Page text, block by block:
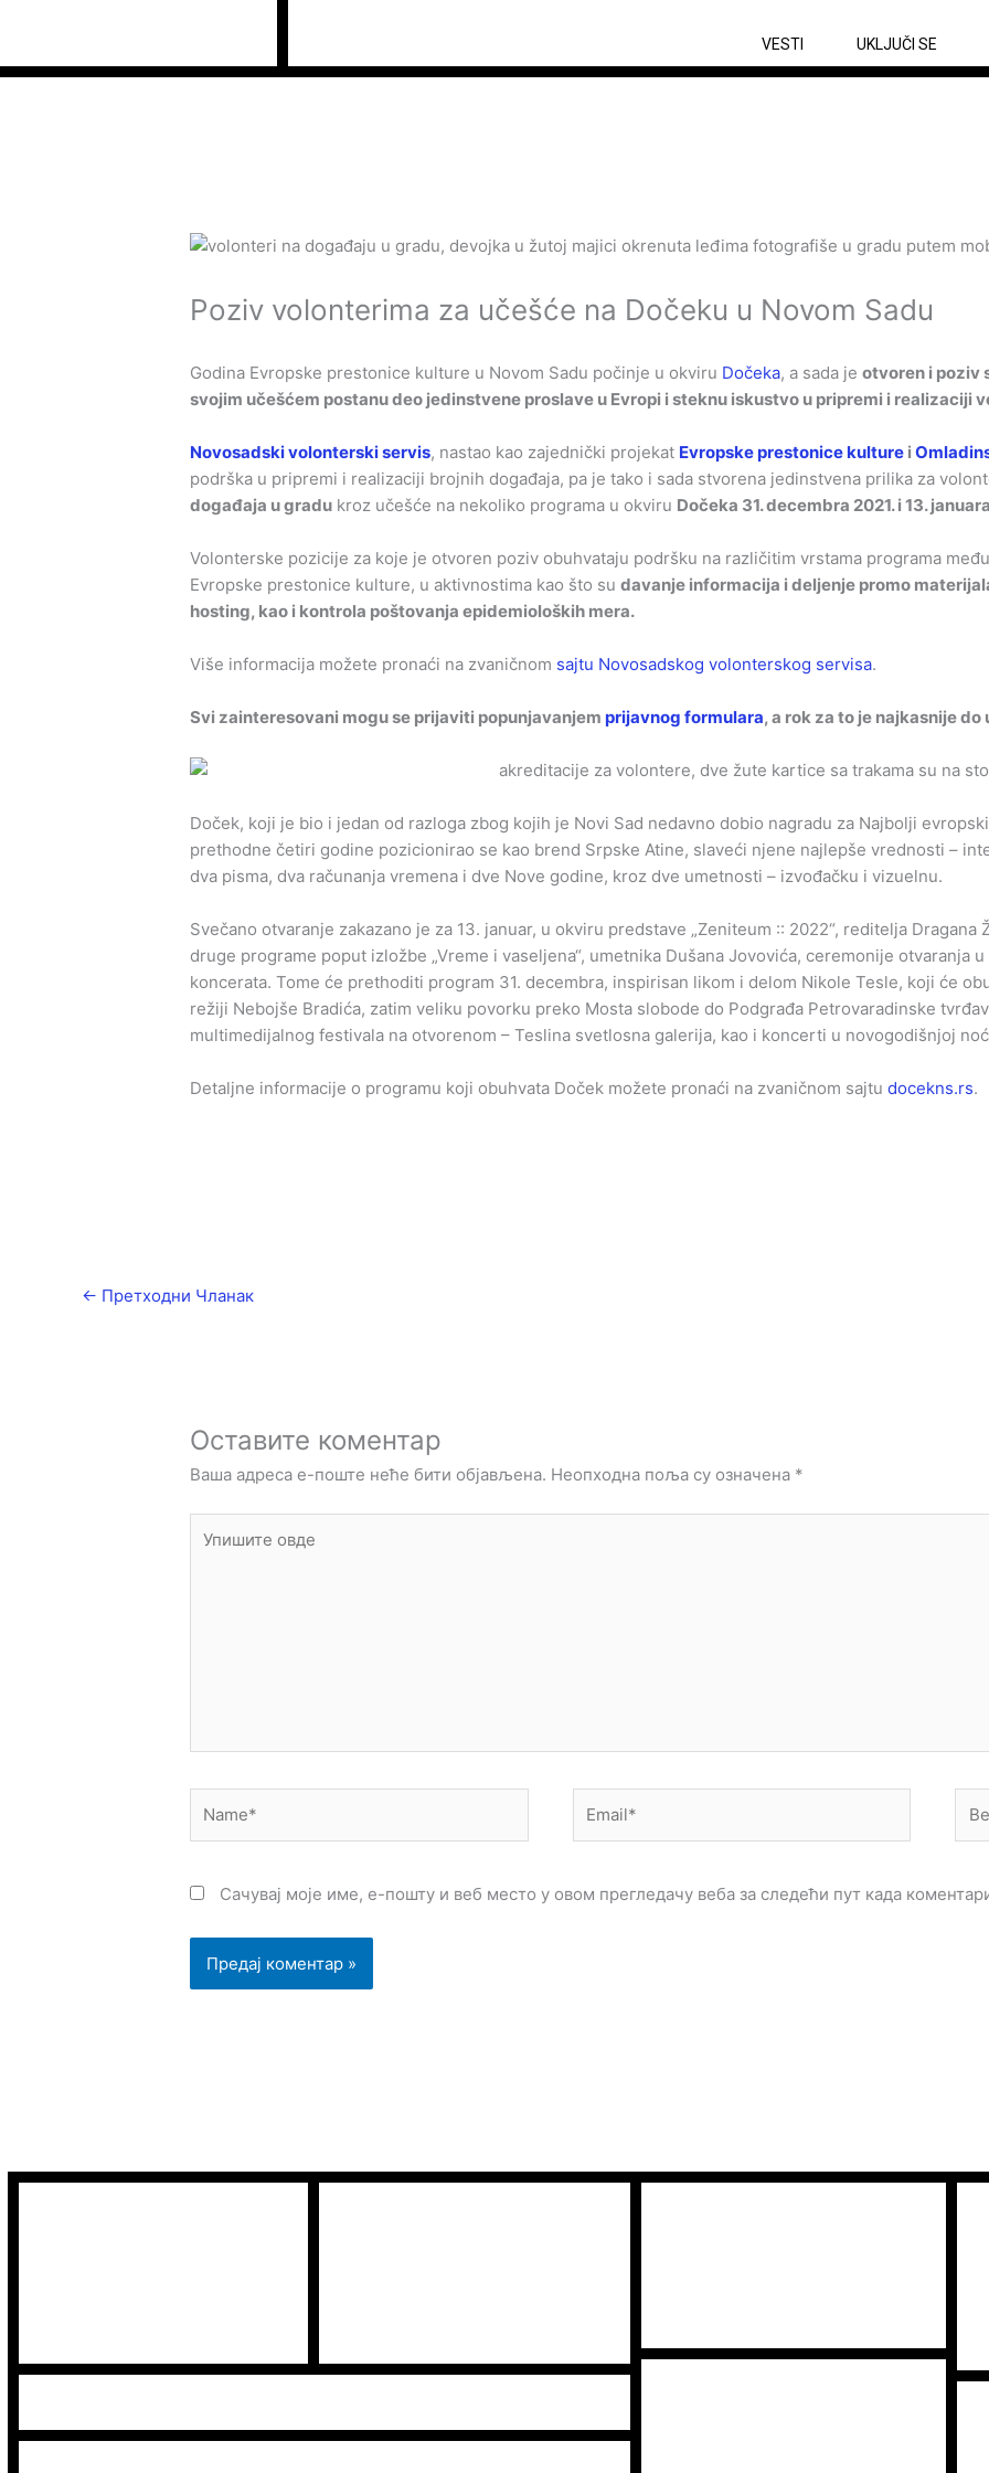
садржај
VESTI UKLJUČI SE
Poziv volonterima za učešće na Dočeku u Novom Sadu
Godina Evropske prestonice kulture u Novom Sadu počinje u okviru Dočeka, a sada jeotvoren i poziv
svojim učešćem postanu deo jedinstvene proslave u Evropi i steknu iskustvo u pripremi i realizaciji
Novosadski volonterski servis, nastao kao zajednički projekat Evropske prestonice kulture i
podrška u pripremi i realizaciji brojnih događaja, pa je tako i sada stvorena jedinstvena prilika za
događaja u gradu kroz učešće na nekoliko programa u okviru Dočeka 31. decembra 2021. i 13.
Volonterske pozicije za koje je otvoren poziv obuhvataju podršku na različitim vrstama programa
Evropske prestonice kulture, u aktivnostima kao što sudavanje informacija i deljenje promo
hosting, kao i kontrola poštovanja epidemioloških mera.
Više informacija možete pronaći na zvaničnom sajtu Novosadskog volonterskog servisa.
Svi zainteresovani mogu se prijaviti popunjavanjem prijavnog formulara, a rok za to je najkasnije
Doček, koji je bio i jedan od razloga zbog kojih je Novi Sad nedavno dobio nagradu za Najbolji
prethodne četiri godine pozicionirao se kao brend Srpske Atine, slaveći njene najlepše vrednosti –
dva pisma, dva računanja vremena i dve Nove godine, kroz dve umetnosti – izvođačku i vizuelnu.
Svečano otvaranje zakazano je za 13. januar, u okviru predstave „Zeniteum :: 2022“, reditelja
druge programe poput izložbe „Vreme i vaseljena“, umetnika Dušana Jovovića, ceremonije otvaranja
koncerata. Tome će prethoditi program 31. decembra, inspirisan likom i delom Nikole Tesle, koji će
režiji Nebojše Bradića, zatim veliku povorku preko Mosta slobode do Podgrađa Petrovaradinske
multimedijalnog festivala na otvorenom – Teslina svetlosna galerija, kao i koncerti u novogodišnjoj
Detaljne informacije o programu koji obuhvata Doček možete pronaći na zvaničnom sajtudocekns.rs.
← Претходни Чланак
Оставите коментар
Ваша адреса е-поште неће бити објављена. Неопходна поља су означена *
овде
Сачувај моје име, е-пошту и веб место у овом прегледачу веба за следећи пут када